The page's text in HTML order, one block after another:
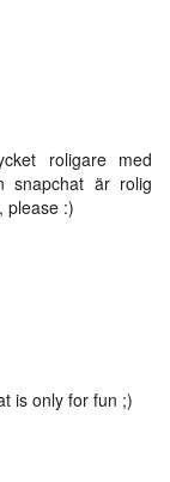
roligare med
snapchat är rolig
please :)
is only for fun ;)